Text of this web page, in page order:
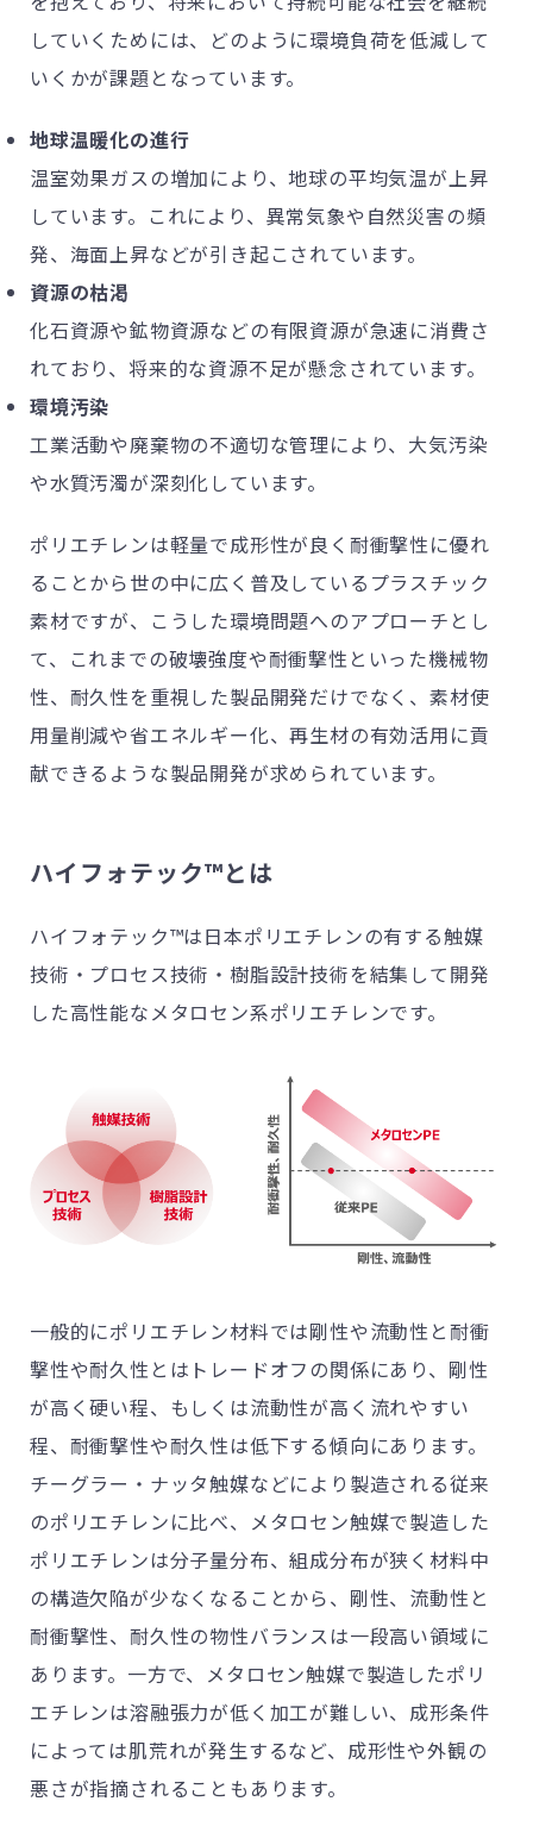
していくためには、どのように環境負荷を低減して
いくかが課題となっています。
地球温暖化の進行
温室効果ガスの増加により、地球の平均気温が上昇
しています。これにより、異常気象や自然災害の頻
発、海面上昇などが引き起こされています。
資源の枯渇
化石資源や鉱物資源などの有限資源が急速に消費さ
れており、将来的な資源不足が懸念されています。
環境汚染
工業活動や廃棄物の不適切な管理により、大気汚染
や水質汚濁が深刻化しています。
ポリエチレンは軽量で成形性が良く耐衝撃性に優れ
ることから世の中に広く普及しているプラスチック
素材ですが、こうした環境問題へのアプローチとし
て、これまでの破壊強度や耐衝撃性といった機械物
性、耐久性を重視した製品開発だけでなく、素材使
用量削減や省エネルギー化、再生材の有効活用に貢
献できるような製品開発が求められています。
ハイフォテック™とは
ハイフォテック™は日本ポリエチレンの有する触媒
技術・プロセス技術・樹脂設計技術を結集して開発
した高性能なメタロセン系ポリエチレンです。
一般的にポリエチレン材料では剛性や流動性と耐衝
撃性や耐久性とはトレードオフの関係にあり、剛性
が高く硬い程、もしくは流動性が高く流れやすい
程、耐衝撃性や耐久性は低下する傾向にあります。
チーグラー・ナッタ触媒などにより製造される従来
のポリエチレンに比べ、メタロセン触媒で製造した
ポリエチレンは分子量分布、組成分布が狭く材料中
の構造欠陥が少なくなることから、剛性、流動性と
耐衝撃性、耐久性の物性バランスは一段高い領域に
あります。一方で、メタロセン触媒で製造したポリ
エチレンは溶融張力が低く加工が難しい、成形条件
によっては肌荒れが発生するなど、成形性や外観の
悪さが指摘されることもあります。